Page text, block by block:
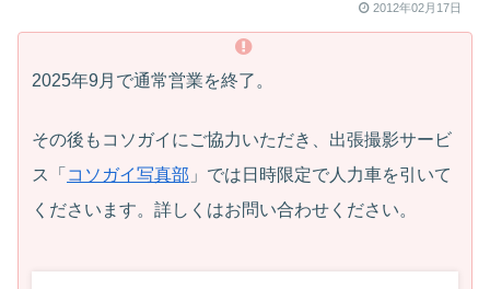
2012年02月17日
2025年9月で通常営業を終了。
その後もコソガイにご協力いただき、出張撮影サービ
ス「 コソガイ写真部 」では日時限定で人力車を引いて
くださいます。詳しくはお問い合わせください。